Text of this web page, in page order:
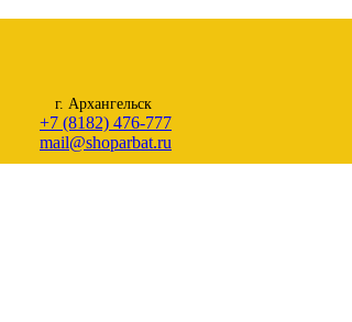
г. Архангельск
+7 (8182) 476-777
mail@shoparbat.ru